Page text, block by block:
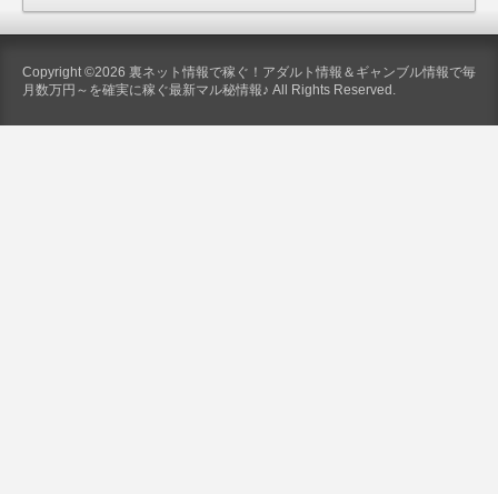
Copyright ©2026 裏ネット情報で稼ぐ！アダルト情報＆ギャンブル情報で毎
月数万円～を確実に稼ぐ最新マル秘情報♪ All Rights Reserved.